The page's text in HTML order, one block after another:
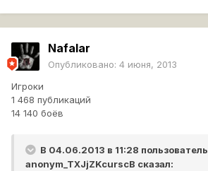
Nafalar
Опубликовано: 4 июня, 2013
Игроки
1 468 публикаций
14 140 боёв
В 04.06.2013 в 11:28 пользователь
anonym_TXJjZKcurscB сказал: